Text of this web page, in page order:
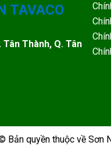
TAVACO
Thành, Q. Tân
Bản quyền thuộc về Sơn